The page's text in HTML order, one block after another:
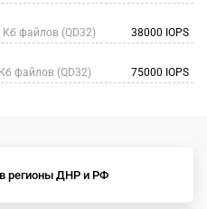
Кб файлов (QD32) 38000 IOPS
файлов (QD32) 75000 IOPS
регионы ДНР и РФ